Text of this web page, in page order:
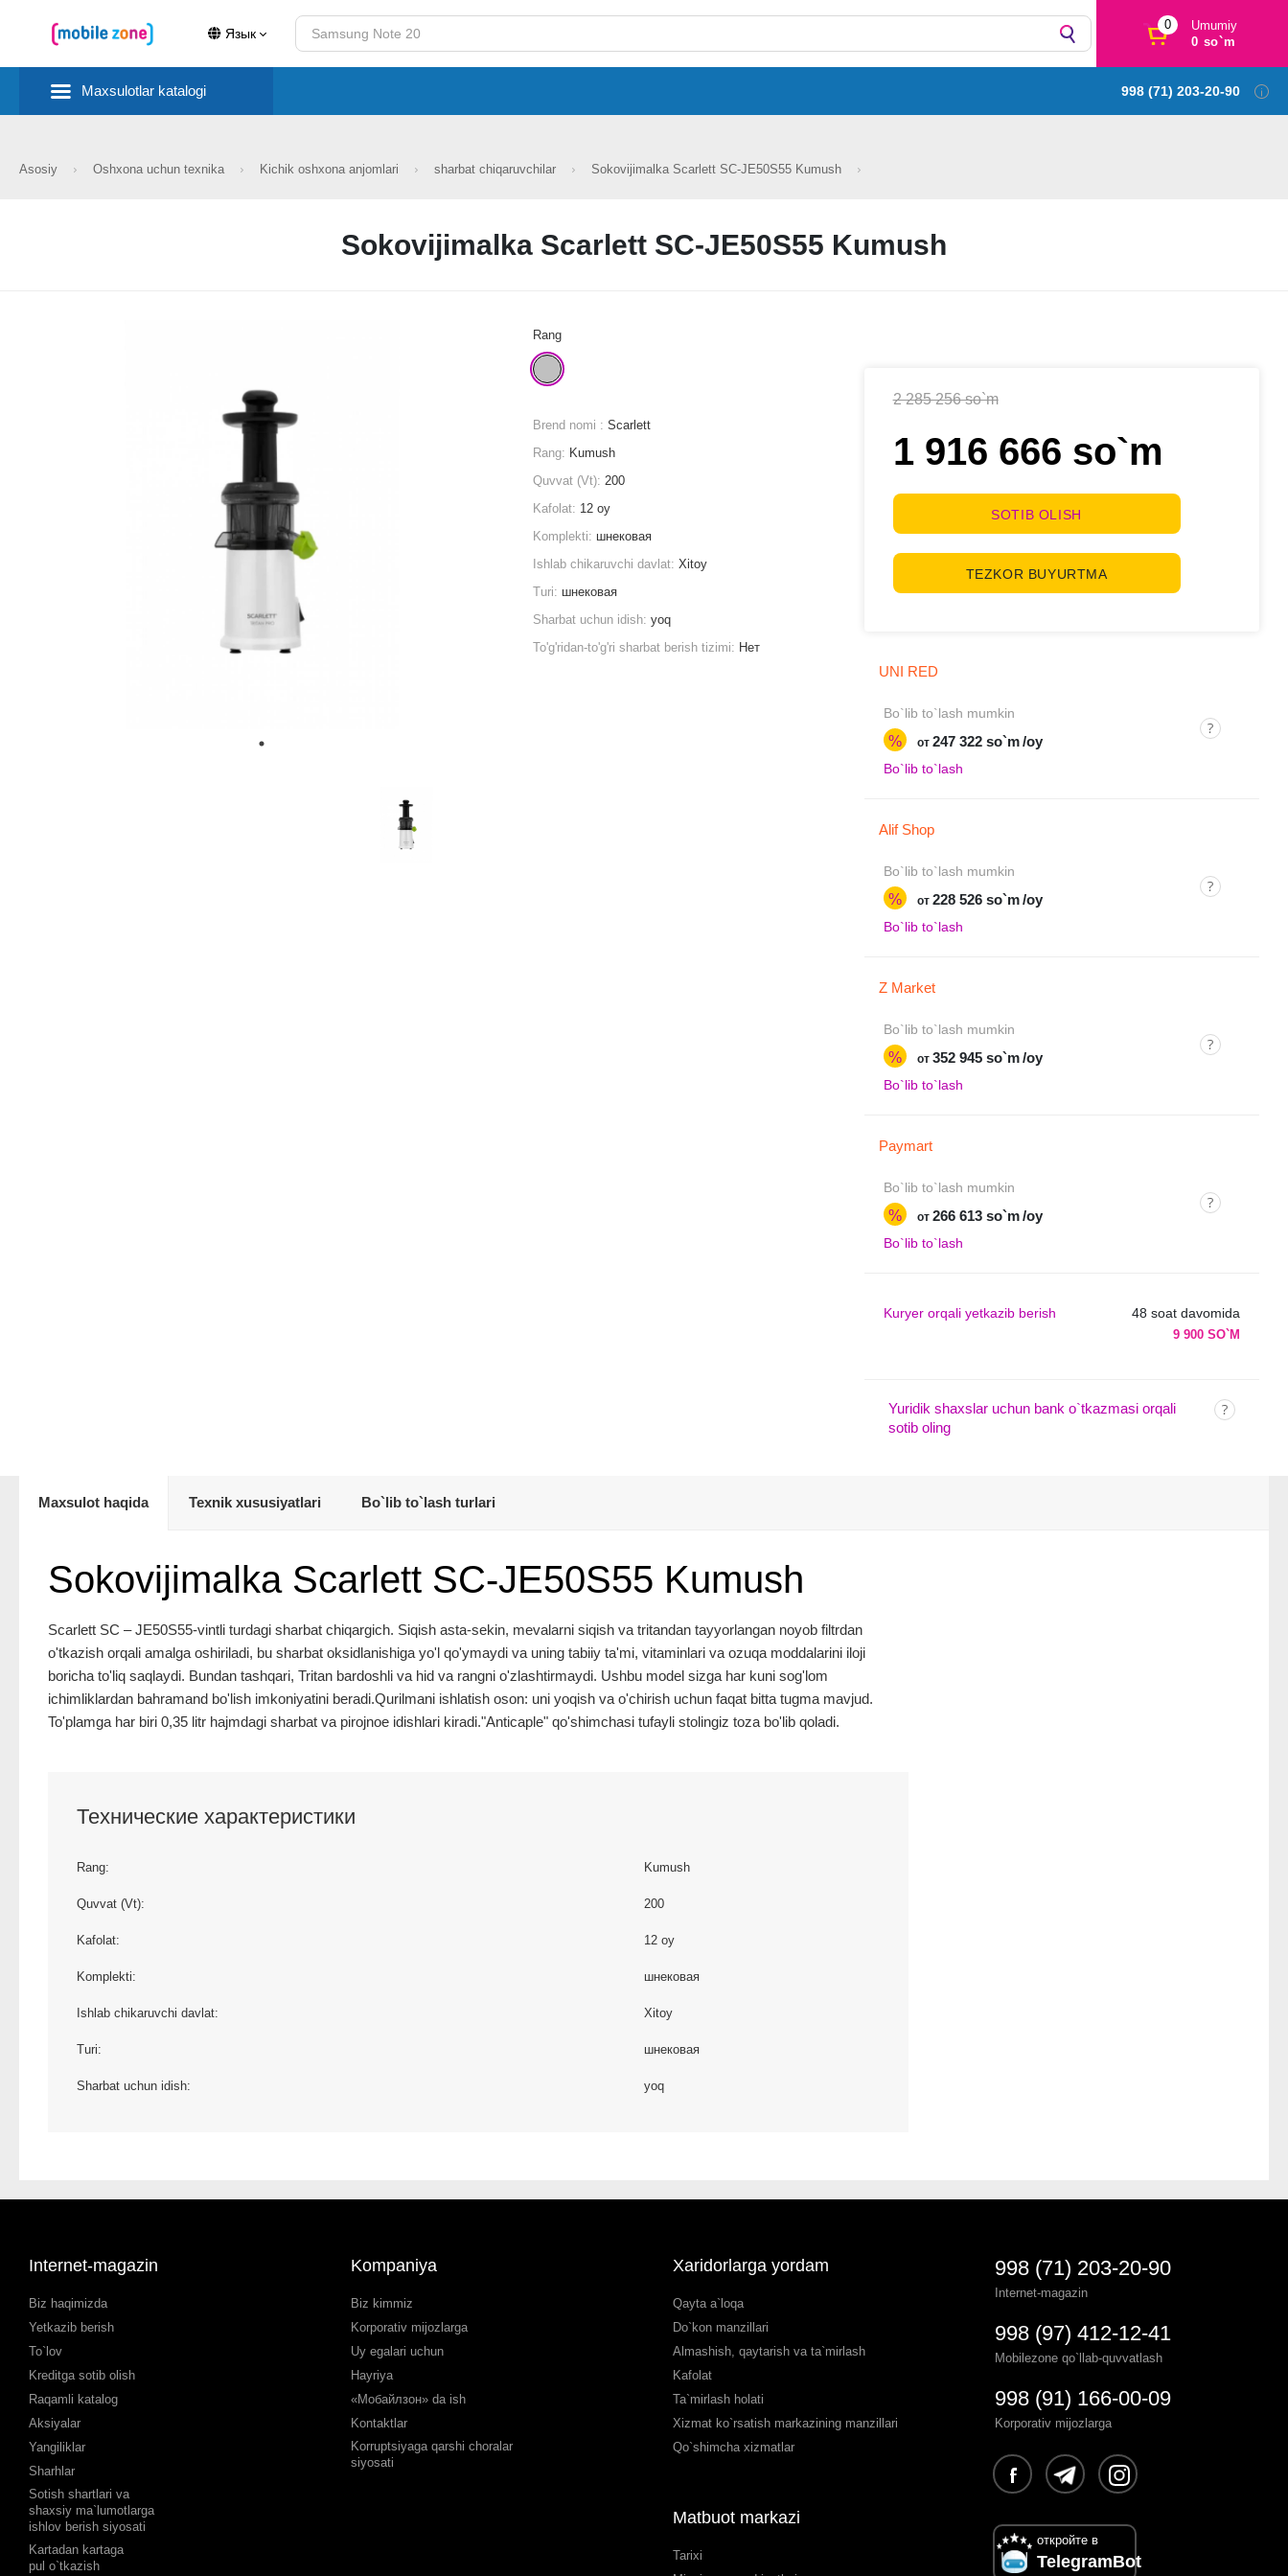
Язык
0
Umumiy
0 so`m
Maxsulotlar katalogi 998 (71) 203-20-90
Asosiy Oshxona uchun texnika Kichik oshxona anjomlari sharbat chiqaruvchilar Sokovijimalka Scarlett SC-JE50S55 Kumush
Sokovijimalka Scarlett SC-JE50S55 Kumush
2 285 256 so`m
1 916 666 so`m
SOTIB OLISH
TEZKOR BUYURTMA
UNI RED
Bo`lib to`lash mumkin
% от 247 322 so`m /oy
Bo`lib to`lash
Alif Shop
Bo`lib to`lash mumkin
% от 228 526 so`m /oy
Bo`lib to`lash
Z Market
Bo`lib to`lash mumkin
% от 352 945 so`m /oy
Bo`lib to`lash
Paymart
Bo`lib to`lash mumkin
% от 266 613 so`m /oy
Bo`lib to`lash
Kuryer orqali yetkazib berish 48 soat davomida
9 900 SO`M
Yuridik shaxslar uchun bank o`tkazmasi orqali
sotib oling
Rang
Brend nomi :Scarlett
Rang: Kumush
Quvvat (Vt):200
Kafolat: 12 oy
Komplekti: шнековая
Ishlab chikaruvchi davlat:Xitoy
Turi: шнековая
Sharbat uchun idish:yoq
To'g'ridan-to'g'ri sharbat berish tizimi: Нет
Maxsulot haqida Texnik xususiyatlari Bo`lib to`lash turlari
Sokovijimalka Scarlett SC-JE50S55 Kumush
Scarlett SC – JE50S55-vintli turdagi sharbat chiqargich. Siqish asta-sekin, mevalarni siqish va tritandan tayyorlangan noyob filtrdan
o'tkazish orqali amalga oshiriladi, bu sharbat oksidlanishiga yo'l qo'ymaydi va uning tabiiy ta'mi, vitaminlari va ozuqa moddalarini iloji
boricha to'liq saqlaydi. Bundan tashqari, Tritan bardoshli va hid va rangni o'zlashtirmaydi. Ushbu model sizga har kuni sog'lom
ichimliklardan bahramand bo'lish imkoniyatini beradi.Qurilmani ishlatish oson: uni yoqish va o'chirish uchun faqat bitta tugma mavjud.
To'plamga har biri 0,35 litr hajmdagi sharbat va pirojnoe idishlari kiradi."Anticaple" qo'shimchasi tufayli stolingiz toza bo'lib qoladi.
Технические характеристики
Rang: Kumush
Quvvat (Vt): 200
Kafolat: 12 oy
Komplekti: шнековая
Ishlab chikaruvchi davlat: Xitoy
Turi: шнековая
Sharbat uchun idish: yoq
Internet-magazin
Biz haqimizda
Yetkazib berish
To`lov
Kreditga sotib olish
Raqamli katalog
Aksiyalar
Yangiliklar
Sharhlar
Sotish shartlari va
shaxsiy ma`lumotlarga
ishlov berish siyosati
Kartadan kartaga
pul o`tkazish
Kompaniya
Biz kimmiz
Korporativ mijozlarga
Uy egalari uchun
Hayriya
«Мобайлзон» da ish
Kontaktlar
Korruptsiyaga qarshi choralar
siyosati
Xaridorlarga yordam
Qayta a`loqa
Do`kon manzillari
Almashish, qaytarish va ta`mirlash
Kafolat
Ta`mirlash holati
Xizmat ko`rsatish markazining manzillari
Qo`shimcha xizmatlar
Matbuot markazi
Tarixi
998 (71) 203-20-90
Internet-magazin
998 (97) 412-12-41
Mobilezone qo`llab-quvvatlash
998 (91) 166-00-09
Korporativ mijozlarga
откройте в
TelegramBot